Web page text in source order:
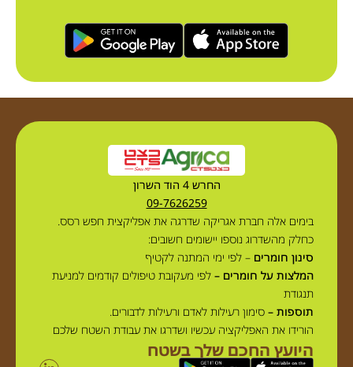
החרש 4 הוד השרון
09-7626259
בימים אלה חברת אגריקה שדרגה את אפליקצית חפש רסס.
כחלק מהשדרוג נוספו יישומים חשובים:
סינון חומרים – לפי ימי המתנה לקטיף
המלצות על חומרים – לפי מעקובת טיפולים קודמים למניעת
תנגודת
תוספות – סימון רעילות לאדם ורעילות לדבורים.
הורידו את האפליקציה עכשיו ושדרגו את עבודת השטח שלכם
היועץ החכם שלך בשטח